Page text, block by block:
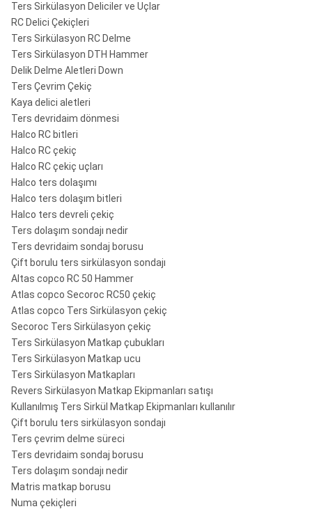
Ters Sirkülasyon Deliciler ve Uçlar
RC Delici Çekiçleri
Ters Sirkülasyon RC Delme
Ters Sirkülasyon DTH Hammer
Delik Delme Aletleri Down
Ters Çevrim Çekiç
Kaya delici aletleri
Ters devridaim dönmesi
Halco RC bitleri
Halco RC çekiç
Halco RC çekiç uçları
Halco ters dolaşımı
Halco ters dolaşım bitleri
Halco ters devreli çekiç
Ters dolaşım sondajı nedir
Ters devridaim sondaj borusu
Çift borulu ters sirkülasyon sondajı
Altas copco RC 50 Hammer
Atlas copco Secoroc RC50 çekiç
Atlas copco Ters Sirkülasyon çekiç
Secoroc Ters Sirkülasyon çekiç
Ters Sirkülasyon Matkap çubukları
Ters Sirkülasyon Matkap ucu
Ters Sirkülasyon Matkapları
Revers Sirkülasyon Matkap Ekipmanları satışı
Kullanılmış Ters Sirkül Matkap Ekipmanları kullanılır
Çift borulu ters sirkülasyon sondajı
Ters çevrim delme süreci
Ters devridaim sondaj borusu
Ters dolaşım sondajı nedir
Matris matkap borusu
Numa çekiçleri